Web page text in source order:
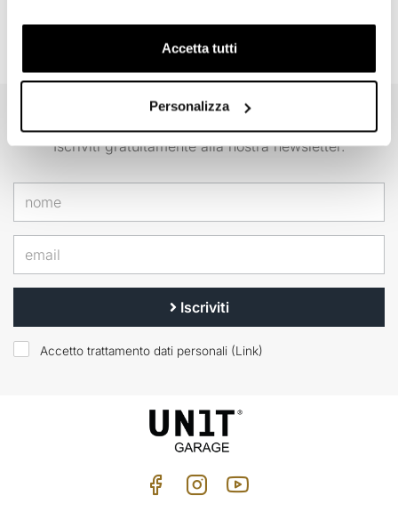
Accetta tutti
Personalizza
EMAIL NEWSLETTER
Iscriviti gratuitamente alla nostra newsletter.
Iscriviti
Accetto trattamento dati personali (Link)